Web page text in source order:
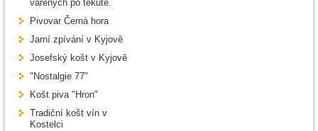
varených po tekuté.
Pivovar Černá hora
Jarní zpívání v Kyjově
Josefský košt v Kyjově
"Nostalgie 77"
Košt piva "Hron"
Tradiční košt vín v
Kostelci